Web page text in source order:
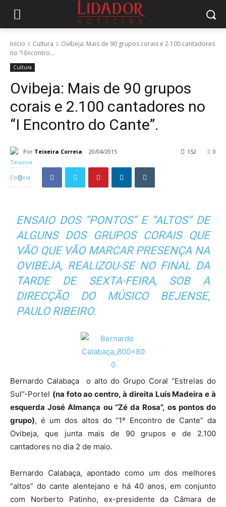
Início Cultura
Ovibeja: Mais de 90 grupos corais e 2.100 cantadores
no “I Encontro...
Cultura
Ovibeja: Mais de 90 grupos
corais e 2.100 cantadores no
“I Encontro do Cante”.
Por Teixeira Correia 20/04/2015 0
152
ENSAIO DOS “PONTOS” E “ALTOS” DE
ALGUNS DOS GRUPOS CORAIS QUE
VÃO QUE VÃO MARCAR PRESENÇA NA
OVIBEJA, REALIZOU-SE NO FINAL DA
TARDE DE SEXTA-FEIRA, SOB A
DIRECÇÃO DO MÚSICO BEJENSE,
PAULO RIBEIRO.
Bernardo Calabaça o alto do Grupo Coral “Estrelas do
Sul”-Portel (na foto ao centro, à direita Luís Madeira e à
esquerda José Almança ou “Zé da Rosa”, os pontos do
grupo), é um dos altos do “1º Encontro de Cante” da
Ovibeja, que junta mais de 90 grupos e de 2.100
cantadores no dia 2 de maio.
Bernardo Calabaça, apontado como um dos melhores
“altos” do cante alentejano e há 40 anos, em conjunto
com Norberto Patinho, ex-presidente da Câmara de